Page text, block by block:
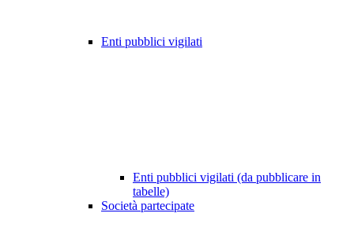
Enti pubblici vigilati
Enti pubblici vigilati (da pubblicare in
tabelle)
Società partecipate